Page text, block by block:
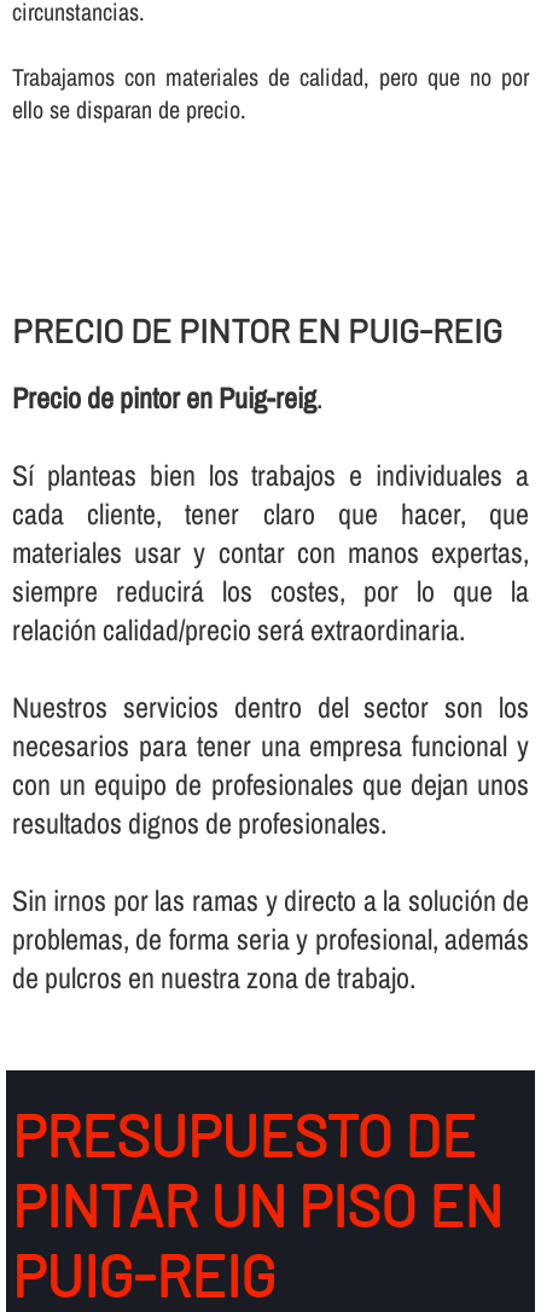
circunstancias.
Trabajamos con materiales de calidad, pero que no por
ello se disparan de precio.
PRECIO DE PINTOR EN PUIG-REIG
Precio de pintor en Puig-reig.
Sí­ planteas bien los trabajos e individuales a
cada cliente, tener claro que hacer, que
materiales usar y contar con manos expertas,
siempre reducirá los costes, por lo que la
relación calidad/precio será extraordinaria.
Nuestros servicios dentro del sector son los
necesarios para tener una empresa funcional y
con un equipo de profesionales que dejan unos
resultados dignos de profesionales.
Sin irnos por las ramas y directo a la solución de
problemas, de forma seria y profesional, además
de pulcros en nuestra zona de trabajo.
PRESUPUESTO DE
PINTAR UN PISO EN
PUIG-REIG